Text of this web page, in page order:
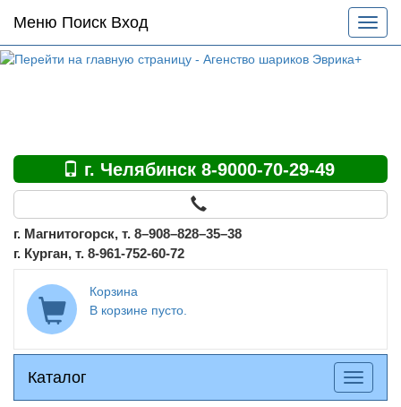
Основное
меню
по
Меню Поиск Вход
меню
г. Челябинск 8-9000-70-29-49
г. Магнитогорск, т. 8–908–828–35–38
г. Курган, т. 8-961-752-60-72
Корзина
В корзине пусто.
Каталог
Каталог
меню